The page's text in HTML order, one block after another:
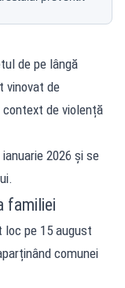
de pe lângă
vinovat de
de violență
2026 și se
familiei
pe 15 august
comunei